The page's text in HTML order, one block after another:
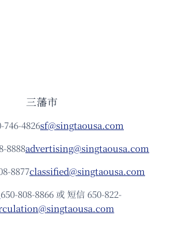
三藩市
746-4826sf@singtaousa.com
8888advertising@singtaousa.com
8877classified@singtaousa.com
650-808-8866 或 短信 650-822-